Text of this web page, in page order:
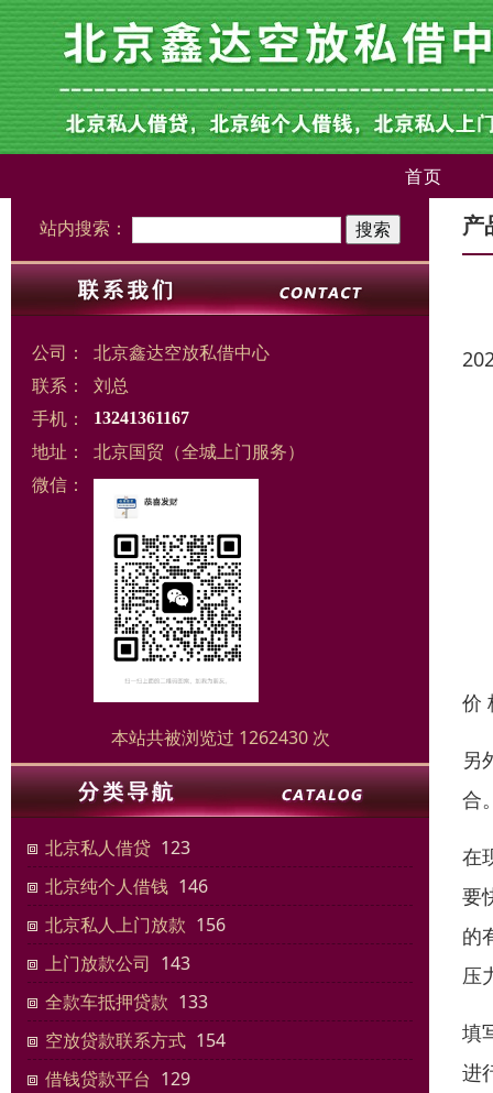
首页
站内搜索：
公司：
北京鑫达空放私借中心
联系：
刘总
手机：
13241361167
地址：
北京国贸（全城上门服务）
微信：
本站共被浏览过 1262430 次
北京私人借贷 123
北京纯个人借钱 146
北京私人上门放款 156
上门放款公司 143
全款车抵押贷款 133
空放贷款联系方式 154
借钱贷款平台 129
产
价
另
合
在
要
的
压
填
进